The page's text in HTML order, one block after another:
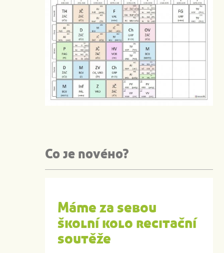
Co je nového?
Máme za sebou
školní kolo recitační
soutěže